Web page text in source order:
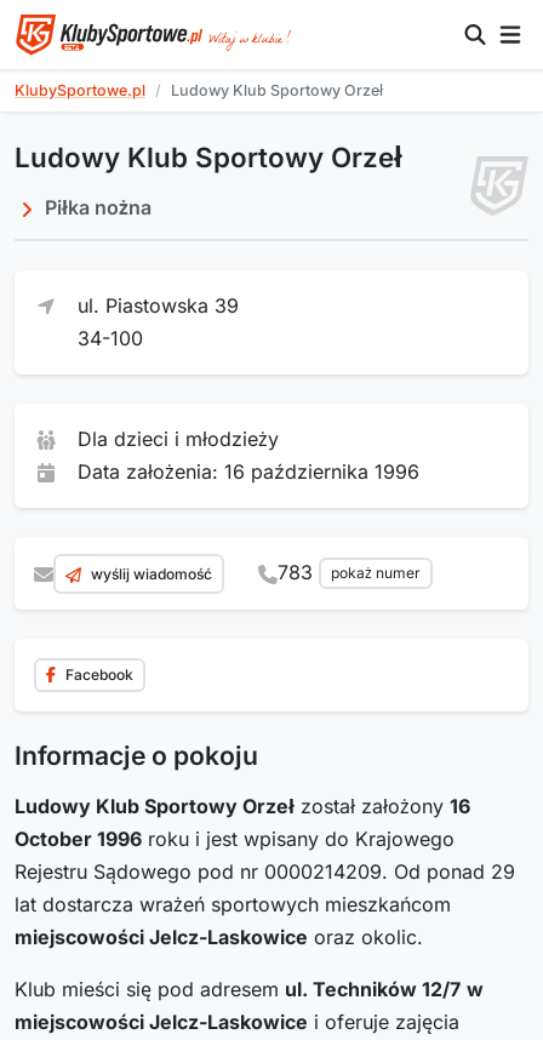
KlubySportowe.pl Ludowy Klub Sportowy Orzeł
Ludowy Klub Sportowy Orzeł
Piłka nożna
ul. Piastowska 39
34-100
Dla dzieci i młodzieży
Data założenia: 16 października 1996
wyślij wiadomość 783 pokaż numer
Facebook
Informacje o pokoju
Ludowy Klub Sportowy Orzeł został założony 16
October 1996 roku i jest wpisany do Krajowego
Rejestru Sądowego pod nr 0000214209. Od ponad 29
lat dostarcza wrażeń sportowych mieszkańcom
miejscowości Jelcz-Laskowice oraz okolic.
Klub mieści się pod adresem ul. Techników 12/7 w
miejscowości Jelcz-Laskowice i oferuje zajęcia